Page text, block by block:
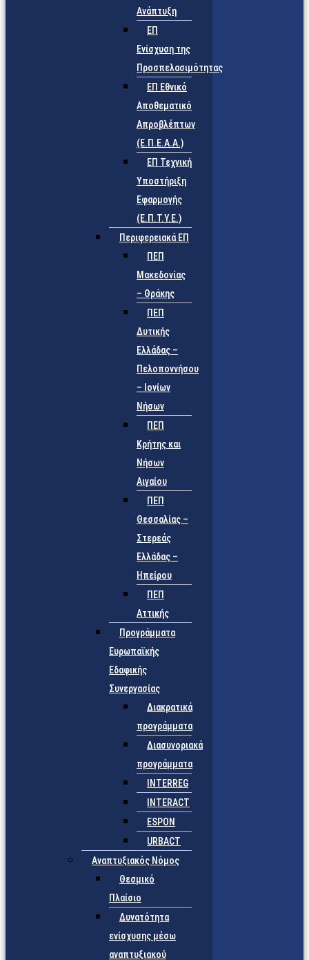
Ανάπτυξη
ΕΠ
Ενίσχυση της
Προσπελασιμότητας
ΕΠ Εθνικό
Αποθεματικό
Απροβλέπτων
(Ε.Π.Ε.Α.Α.)
ΕΠ Τεχνική
Υποστήριξη
Εφαρμογής
(Ε.Π.Τ.Υ.Ε.)
Περιφερειακά ΕΠ
ΠΕΠ
Μακεδονίας
– Θράκης
ΠΕΠ
Δυτικής
Ελλάδας –
Πελοποννήσου
– Ιονίων
Νήσων
ΠΕΠ
Κρήτης και
Νήσων
Αιγαίου
ΠΕΠ
Θεσσαλίας –
Στερεάς
Ελλάδας –
Ηπείρου
ΠΕΠ
Αττικής
Προγράμματα
Ευρωπαϊκής
Εδαφικής
Συνεργασίας
Διακρατικά
προγράμματα
Διασυνοριακά
προγράμματα
INTERREG
INTERACT
ESPON
URBACT
Αναπτυξιακός Νόμος
Θεσμικό
Πλαίσιο
Δυνατότητα
ενίσχυσης μέσω
αναπτυξιακού